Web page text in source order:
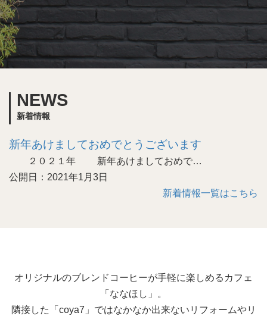
NEWS
新着情報
新年あけましておめでとうございます
２０２１年 新年あけましておめで…
公開日：2021年1月3日
新着情報一覧はこちら
オリジナルのブレンドコーヒーが手軽に楽しめるカフェ
「ななほし」。
隣接した「coya7」ではなかなか出来ないリフォームやリ